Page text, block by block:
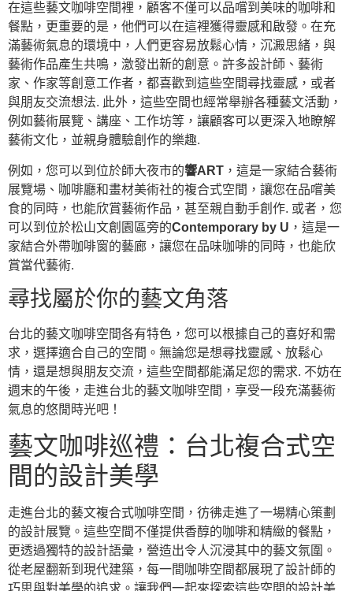
在這些藝文咖啡空間裡，顧客不僅可以品嚐到美味的咖啡和
餐點，更重要的是，他們可以在這裡獲得靈感和啟發。在充
滿藝術氣息的環境中，人們更容易放鬆心情，沉澱思緒，與
藝術作品產生共鳴，激發出新的創意。許多設計師、藝術
家、作家等創意工作者，都喜歡到這些空間尋找靈感，或者
與朋友交流想法. 此外，這些空間也經常舉辦各種藝文活動，
例如藝術展覽、講座、工作坊等，讓顧客可以更深入地瞭解
藝術文化，並親身體驗創作的樂趣.
例如，您可以到位於師大夜市的響ART ，這是一家結合藝術
展覽場、咖啡廳和畫材美術社的複合式空間，讓您在品嚐美
食的同時，也能欣賞藝術作品，甚至親自動手創作. 或者，您
可以到位於松山文創園區旁的Contemporary by U ，這是一
家結合外帶咖啡窗的藝廊，讓您在品味咖啡的同時，也能欣
賞當代藝術.
尋找屬於你的藝文角落
台北的藝文咖啡空間各有特色，您可以根據自己的喜好和需
求，選擇適合自己的空間。無論您是想尋找靈感、放鬆心
情，還是想與朋友交流，這些空間都能滿足您的需求. 不妨在
週末的午後，走進台北的藝文咖啡空間，享受一段充滿藝術
氣息的悠閒時光吧！
藝文咖啡巡禮：台北複合式空
間的設計美學
走進台北的藝文複合式咖啡空間，彷彿走進了一場精心策劃
的設計展覽。這些空間不僅提供香醇的咖啡和精緻的餐點，
更透過獨特的設計語彙，營造出令人沉浸其中的藝文氛圍。
從老屋翻新到現代建築，每一間咖啡空間都展現了設計師的
巧思與對美學的追求。讓我們一起來探索這些空間的設計美